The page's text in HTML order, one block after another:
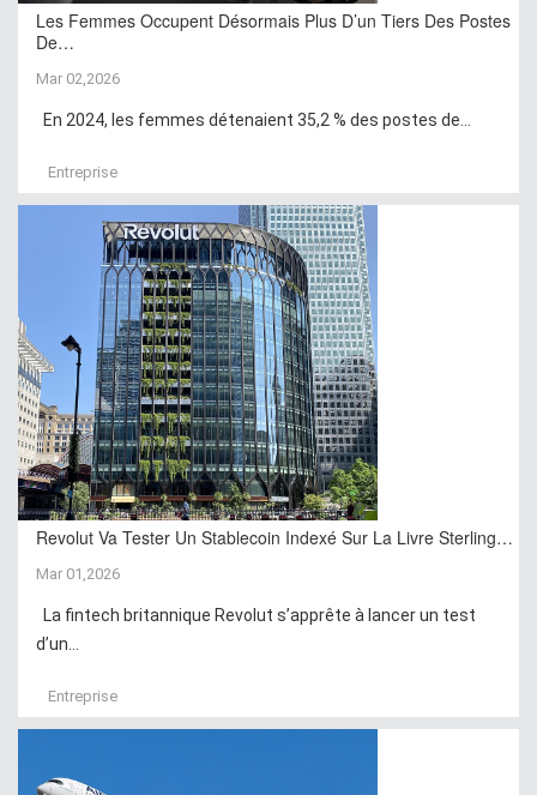
Les Femmes Occupent Désormais Plus D’un Tiers Des Postes
De…
Mar 02,2026
En 2024, les femmes détenaient 35,2 % des postes de...
Entreprise
Revolut Va Tester Un Stablecoin Indexé Sur La Livre Sterling…
Mar 01,2026
La fintech britannique Revolut s’apprête à lancer un test
d’un...
Entreprise